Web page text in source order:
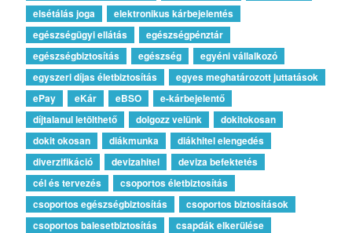
elsétálás joga
elektronikus kárbejelentés
egészségügyi ellátás
egészségpénztár
egészségbiztosítás
egészség
egyéni vállalkozó
egyszeri díjas életbiztosítás
egyes meghatározott juttatások
ePay
eKár eBSO
e-kárbejelentő
díjtalanul letölthető
dolgozz velünk
dokitokosan
dokit okosan
diákmunka
diákhitel elengedés
diverzifikáció
devizahitel
deviza befektetés
cél és tervezés
csoportos életbiztosítás
csoportos egészségbiztosítás
csoportos biztosítások
csoportos balesetbiztosítás
csapdák elkerülése